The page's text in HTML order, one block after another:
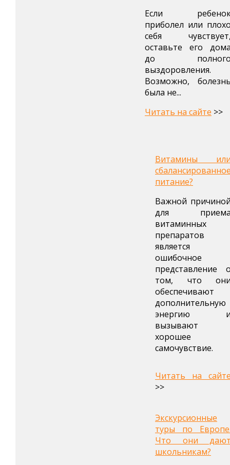
Если
приболел или
себя
оставьте его
до
выздоровления.
Возможно,
была не...
Читать на сайте >>
Витамины
питание?
Важной
для
витаминных
препаратов
является
ошибочное
представление
том, что
обеспечивают
дополнительную
энергию
вызывают
хорошее
самочувствие.
Читать на
>>
Экскурсионные
туры по
Что они
школьникам?